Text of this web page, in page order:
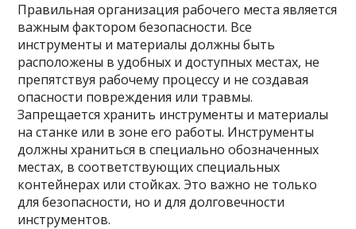
Правильная организация рабочего места является
важным фактором безопасности. Все
инструменты и материалы должны быть
расположены в удобных и доступных местах, не
препятствуя рабочему процессу и не создавая
опасности повреждения или травмы.
Запрещается хранить инструменты и материалы
на станке или в зоне его работы. Инструменты
должны храниться в специально обозначенных
местах, в соответствующих специальных
контейнерах или стойках. Это важно не только
для безопасности, но и для долговечности
инструментов.